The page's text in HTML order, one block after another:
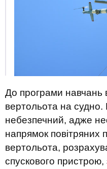
До програми навчань
вертольота на судно.
небезпечний, адже
напрямок повітряних
вертольота,
спускового